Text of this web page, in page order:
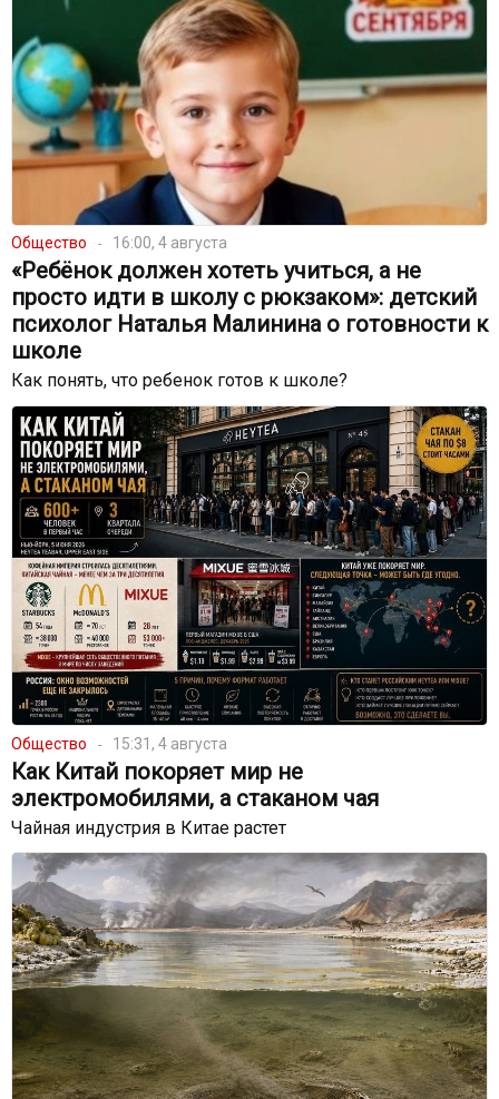
Общество 16:00, 4 августа
«Ребёнок должен хотеть учиться, а не
просто идти в школу с рюкзаком»: детский
психолог Наталья Малинина о готовности к
школе
Как понять, что ребенок готов к школе?
Общество 15:31, 4 августа
Как Китай покоряет мир не
электромобилями, а стаканом чая
Чайная индустрия в Китае растет